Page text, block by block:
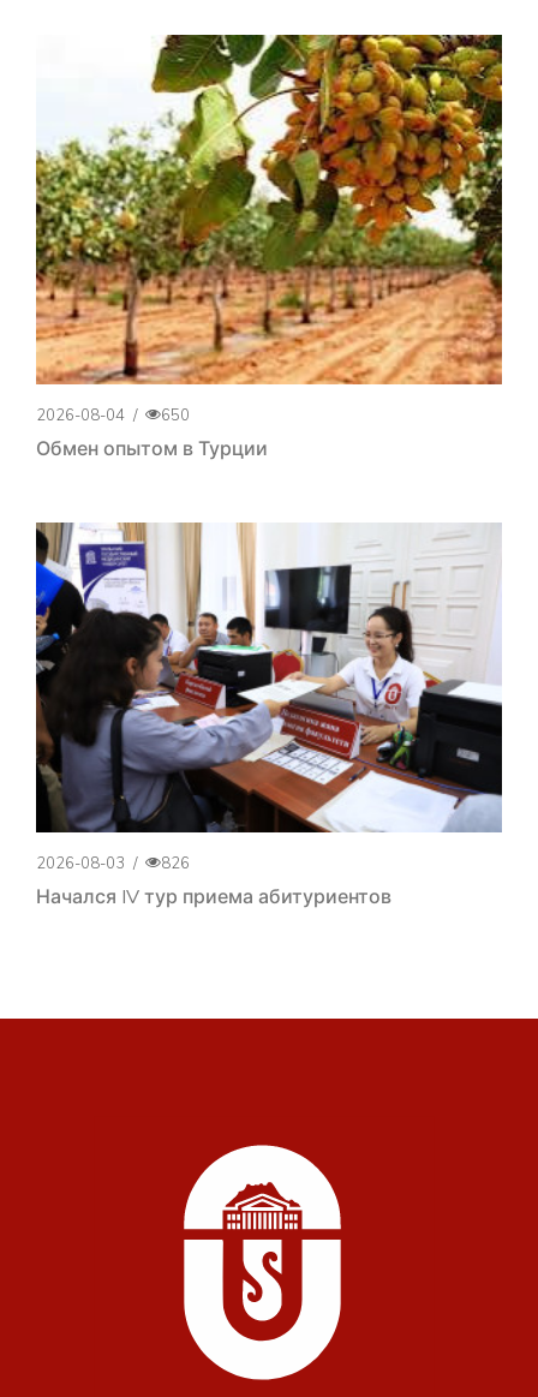
2026-08-04 / 650
Обмен опытом в Турции
2026-08-03 / 826
Начался IV тур приема абитуриентов